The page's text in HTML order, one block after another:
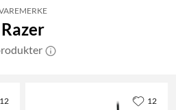
Razer
12 12